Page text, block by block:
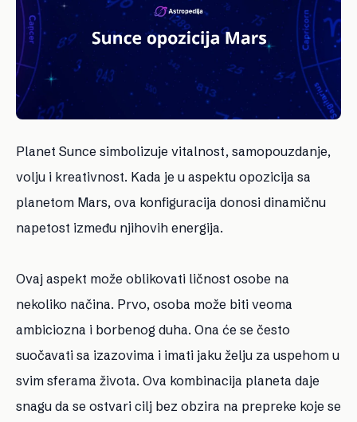
Planet Sunce simbolizuje vitalnost, samopouzdanje,
volju i kreativnost. Kada je u aspektu opozicija sa
planetom Mars, ova konfiguracija donosi dinamičnu
napetost između njihovih energija.
Ovaj aspekt može oblikovati ličnost osobe na
nekoliko načina. Prvo, osoba može biti veoma
ambiciozna i borbenog duha. Ona će se često
suočavati sa izazovima i imati jaku želju za uspehom u
svim sferama života. Ova kombinacija planeta daje
snagu da se ostvari cilj bez obzira na prepreke koje se